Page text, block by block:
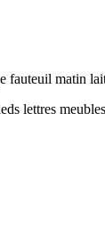
fauteuil matin
lettres